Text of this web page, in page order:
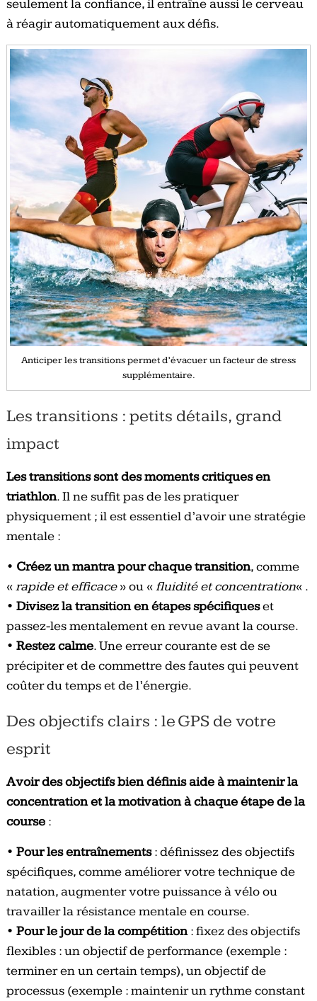
seulement la confiance, il entraîne aussi le cerveau
à réagir automatiquement aux défis.
Anticiper les transitions permet d’évacuer un facteur de stress
supplémentaire.
Les transitions : petits détails, grand
impact
Les transitions sont des moments critiques en
triathlon. Il ne suffit pas de les pratiquer
physiquement ; il est essentiel d’avoir une stratégie
mentale :
• Créez un mantra pour chaque transition, comme
«rapide et efficace» ou «fluidité et concentration« .
• Divisez la transition en étapes spécifiqueset
passez-les mentalement en revue avant la course.
• Restez calme. Une erreur courante est de se
précipiter et de commettre des fautes qui peuvent
coûter du temps et de l’énergie.
Des objectifs clairs : le GPS de votre
esprit
Avoir des objectifs bien définis aide à maintenir la
concentration et la motivation à chaque étape de la
course:
• Pour les entraînements: définissez des objectifs
spécifiques, comme améliorer votre technique de
natation, augmenter votre puissance à vélo ou
travailler la résistance mentale en course.
• Pour le jour de la compétition: fixez des objectifs
flexibles : un objectif de performance (exemple :
terminer en un certain temps), un objectif de
processus (exemple : maintenir un rythme constant